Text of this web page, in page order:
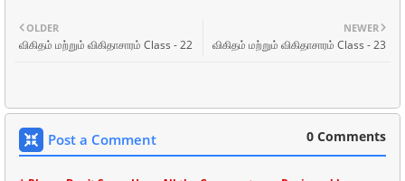
NEWER
விகிதம் மற்றும் விகிதாசாரம் Class - 23
OLDER
விகிதம் மற்றும் விகிதாசாரம் Class - 22
Post a Comment 0 Comments